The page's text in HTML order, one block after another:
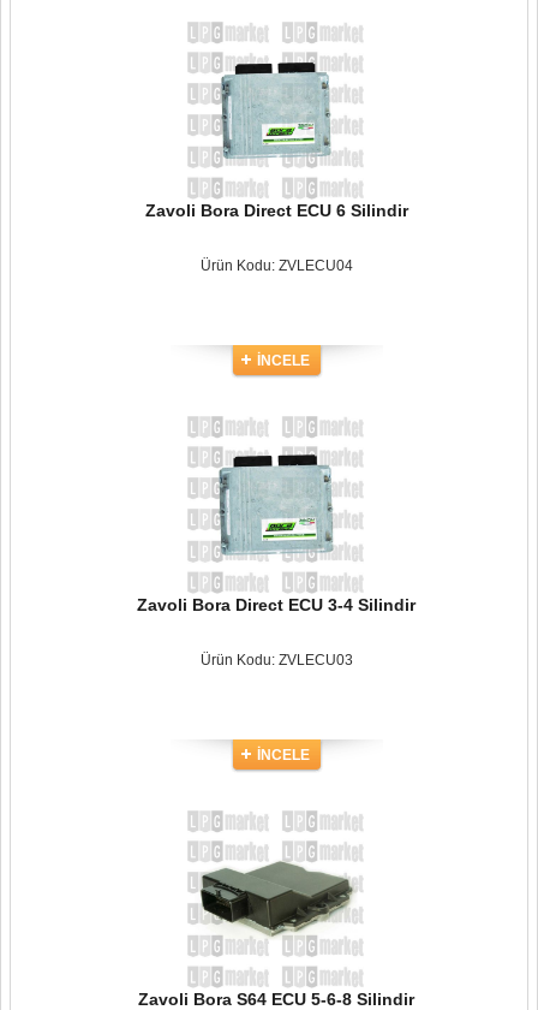
Zavoli Bora Direct ECU 6 Silindir
Ürün Kodu: ZVLECU04
İNCELE
Zavoli Bora Direct ECU 3-4 Silindir
Ürün Kodu: ZVLECU03
İNCELE
Zavoli Bora S64 ECU 5-6-8 Silindir